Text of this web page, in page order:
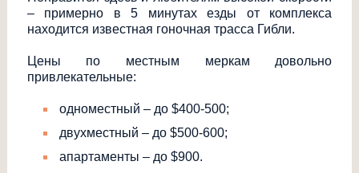
– примерно в 5 минутах езды от комплекса
находится известная гоночная трасса Гибли.
Цены по местным меркам довольно
привлекательные:
одноместный – до $400-500;
двухместный – до $500-600;
апартаменты – до $900.